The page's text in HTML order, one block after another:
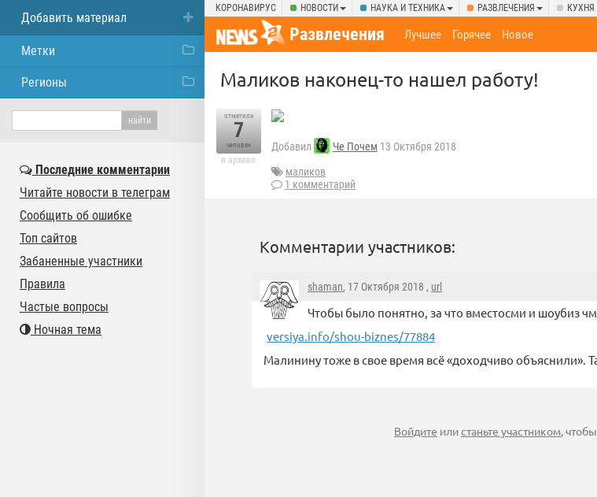
КОРОНАВИРУС НОВОСТИ НАУКА И ТЕХНИКА РАЗВЛЕЧЕНИЯ КУХНЯ
Развлечения Лучшее Горячее Новое
Маликов наконец-то нашел работу!
отметили
7
человек
в архиве
Добавил Че Почем 13 Октября 2018
маликов
1 комментарий
Комментарии участников:
shaman, 17 Октября 2018 , url
Чтобы было понятно, за что вместосми и шоубиз
versiya.info/shou-biznes/77884
Малинину тоже в свое время всё «доходчиво объяснили».
Войдите илистаньте участником,
Добавить материал
Метки
Регионы
Последние комментарии
Читайте новости в телеграм
Сообщить об ошибке
Топ сайтов
Забаненные участники
Правила
Частые вопросы
Ночная тема